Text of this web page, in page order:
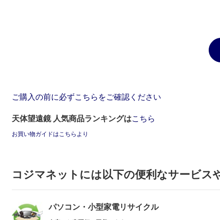
ご購入の前に必ずこちらをご確認ください
天体望遠鏡 人気商品ランキングはこちら
お買い物ガイドはこちらより
コジマネットには以下の便利なサービス
パソコン・小型家電リサイクル